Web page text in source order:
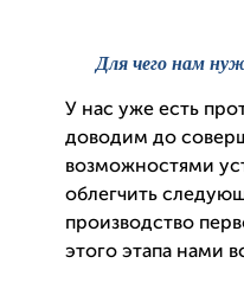
Для чего нам
У нас уже есть
доводим до
возможностями
облегчить
производство
этого этапа нами